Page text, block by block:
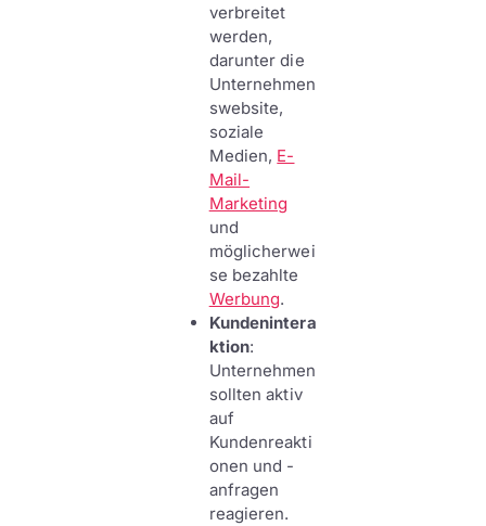
verbreitet
werden,
darunter die
Unternehmen
swebsite,
soziale
Medien, E-
Mail-
Marketing
und
möglicherwei
se bezahlte
Werbung.
Kundenintera
ktion:
Unternehmen
sollten aktiv
auf
Kundenreakti
onen und -
anfragen
reagieren.